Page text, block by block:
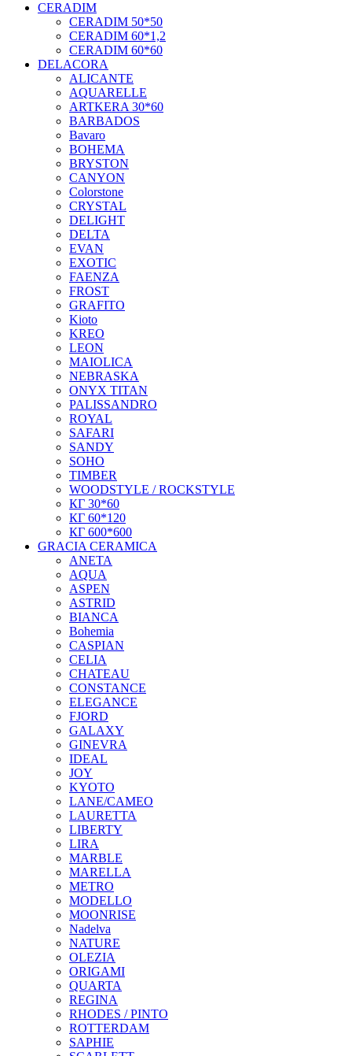
CERADIM
CERADIM 50*50
CERADIM 60*1,2
CERADIM 60*60
DELACORA
ALICANTE
AQUARELLE
ARTKERA 30*60
BARBADOS
Bavaro
BOHEMA
BRYSTON
CANYON
Colorstone
CRYSTAL
DELIGHT
DELTA
EVAN
EXOTIC
FAENZA
FROST
GRAFITO
Kioto
KREO
LEON
MAIOLICA
NEBRASKA
ONYX TITAN
PALISSANDRO
ROYAL
SAFARI
SANDY
SOHO
TIMBER
WOODSTYLE / ROCKSTYLE
КГ 30*60
КГ 60*120
КГ 600*600
GRACIA CERAMICA
ANETA
AQUA
ASPEN
ASTRID
BIANCA
Bohemia
CASPIAN
CELIA
CHATEAU
CONSTANCE
ELEGANCE
FJORD
GALAXY
GINEVRA
IDEAL
JOY
KYOTO
LANE/CAMEO
LAURETTA
LIBERTY
LIRA
MARBLE
MARELLA
METRO
MODELLO
MOONRISE
Nadelva
NATURE
OLEZIA
ORIGAMI
QUARTA
REGINA
RHODES / PINTO
ROTTERDAM
SAPHIE